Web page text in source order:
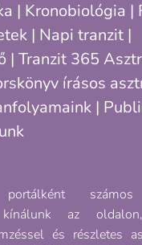
| Kronobiológia |
| Napi tranzit |
| Tranzit 365
írásos
|
kínálunk az
és részletes